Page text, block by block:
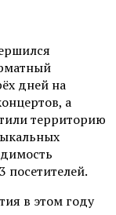
дней на
а
территорию
посетителей.
в этом году